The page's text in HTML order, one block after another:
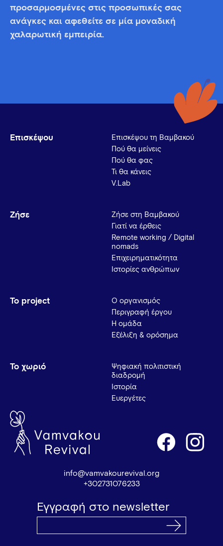
προσαρμοσμένες στις προσωπικές σας
ανάγκες και αφεθείτε σε μία μοναδική
χαλαρωτική εμπειρία.
Επισκέψου
Επισκέψου τη Βαμβακού
Πού θα μείνεις
Πού θα φας
Τι θα κάνεις
V.Lab
Ζήσε
Ζήσε στη Βαμβακού
Γιατί να έρθεις
Remote working / Digital
nomads
Επιχειρηματικότητα
Ιστορίες ανθρώπων
Το project
Ο οργανισμός
Περιγραφή έργου
Η ομάδα
Εξέλιξη & ορόσημα
Το χωριό
Ψηφιακή πολιτιστική
διαδρομή
Ιστορία
Ευεργέτες
info@vamvakourevival.org
+302731076233
Εγγραφή στο newsletter